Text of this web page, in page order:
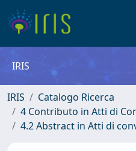
IRIS
IRIS
Catalogo Ricerca
4 Contributo in Atti di
4.2 Abstract in Atti di